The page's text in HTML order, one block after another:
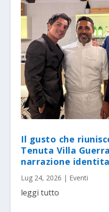
Il gusto che
Tenuta Villa
narrazione
Lug 24, 2026 | Eventi
leggi tutto